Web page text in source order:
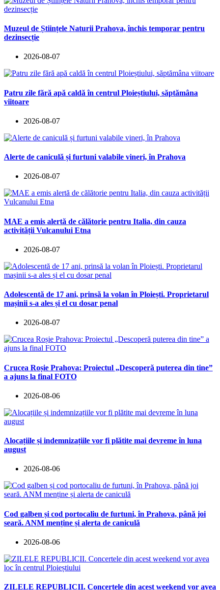
Muzeul de Științele Naturii Prahova, închis temporar pentru
dezinsecție
2026-08-07
Patru zile fără apă caldă în centrul Ploieștiului, săptămâna
viitoare
2026-08-07
Alerte de caniculă și furtuni valabile vineri, în Prahova
2026-08-07
MAE a emis alertă de călătorie pentru Italia, din cauza
activității Vulcanului Etna
2026-08-07
Adolescentă de 17 ani, prinsă la volan în Ploiești. Proprietarul
mașinii s-a ales și el cu dosar penal
2026-08-07
Crucea Roșie Prahova: Proiectul „Descoperă puterea din tine”
a ajuns la final FOTO
2026-08-06
Alocațiile și indemnizațiile vor fi plătite mai devreme în luna
august
2026-08-06
Cod galben și cod portocaliu de furtuni, în Prahova, până joi
seară. ANM menține și alerta de caniculă
2026-08-06
ZILELE REPUBLICII. Concertele din acest weekend vor avea